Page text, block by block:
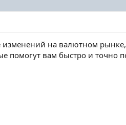
изменений на валютном
вам быстро и точно